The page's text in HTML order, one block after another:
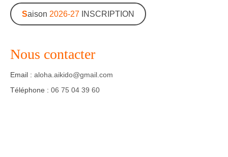
Agenda – Inscription
Communication
Photos-Presse
Saison 2026-27INSCRIPTION
Nous contacter
Email : aloha.aikido@gmail.com
Téléphone : 06 75 04 39 60